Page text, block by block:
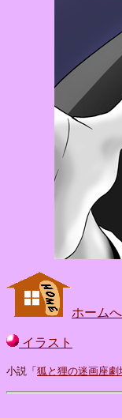
ホームへ
イラスト
小説「 狐と狸の迷画座